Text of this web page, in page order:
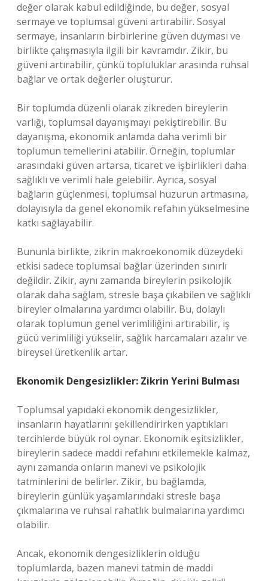
değer olarak kabul edildiğinde, bu değer, sosyal
sermaye ve toplumsal güveni artırabilir. Sosyal
sermaye, insanların birbirlerine güven duyması ve
birlikte çalışmasıyla ilgili bir kavramdır. Zikir, bu
güveni artırabilir, çünkü topluluklar arasında ruhsal
bağlar ve ortak değerler oluşturur.
Bir toplumda düzenli olarak zikreden bireylerin
varlığı, toplumsal dayanışmayı pekiştirebilir. Bu
dayanışma, ekonomik anlamda daha verimli bir
toplumun temellerini atabilir. Örneğin, toplumlar
arasındaki güven artarsa, ticaret ve işbirlikleri daha
sağlıklı ve verimli hale gelebilir. Ayrıca, sosyal
bağların güçlenmesi, toplumsal huzurun artmasına,
dolayısıyla da genel ekonomik refahın yükselmesine
katkı sağlayabilir.
Bununla birlikte, zikrin makroekonomik düzeydeki
etkisi sadece toplumsal bağlar üzerinden sınırlı
değildir. Zikir, aynı zamanda bireylerin psikolojik
olarak daha sağlam, stresle başa çıkabilen ve sağlıklı
bireyler olmalarına yardımcı olabilir. Bu, dolaylı
olarak toplumun genel verimliliğini artırabilir, iş
gücü verimliliği yükselir, sağlık harcamaları azalır ve
bireysel üretkenlik artar.
Ekonomik Dengesizlikler: Zikrin Yerini Bulması
Toplumsal yapıdaki ekonomik dengesizlikler,
insanların hayatlarını şekillendirirken yaptıkları
tercihlerde büyük rol oynar. Ekonomik eşitsizlikler,
bireylerin sadece maddi refahını etkilemekle kalmaz,
aynı zamanda onların manevi ve psikolojik
tatminlerini de belirler. Zikir, bu bağlamda,
bireylerin günlük yaşamlarındaki stresle başa
çıkmalarına ve ruhsal rahatlık bulmalarına yardımcı
olabilir.
Ancak, ekonomik dengesizliklerin olduğu
toplumlarda, bazen manevi tatmin de maddi